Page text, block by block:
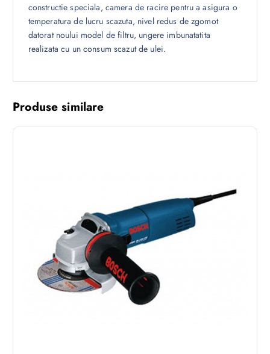
constructie speciala, camera de racire pentru a asigura o
temperatura de lucru scazuta, nivel redus de zgomot
datorat noului model de filtru, ungere imbunatatita
realizata cu un consum scazut de ulei.
Produse similare